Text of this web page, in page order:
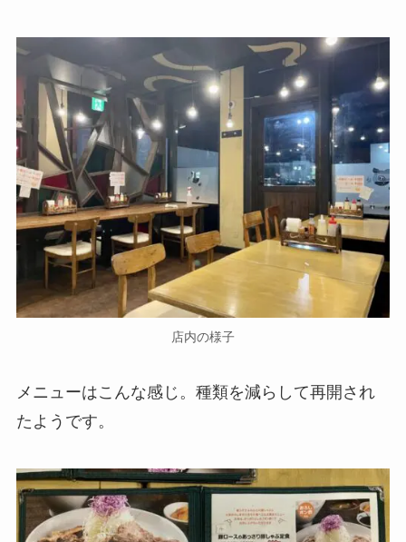
店内の様子
メニューはこんな感じ。種類を減らして再開され
たようです。